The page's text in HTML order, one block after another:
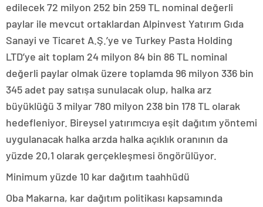
edilecek 72 milyon 252 bin 259 TL nominal değerli
paylar ile mevcut ortaklardan Alpinvest Yatırım Gıda
Sanayi ve Ticaret A.Ş.’ye ve Turkey Pasta Holding
LTD’ye ait toplam 24 milyon 84 bin 86 TL nominal
değerli paylar olmak üzere toplamda 96 milyon 336 bin
345 adet pay satışa sunulacak olup, halka arz
büyüklüğü 3 milyar 780 milyon 238 bin 178 TL olarak
hedefleniyor. Bireysel yatırımcıya eşit dağıtım yöntemi
uygulanacak halka arzda halka açıklık oranının da
yüzde 20,1 olarak gerçekleşmesi öngörülüyor.
Minimum yüzde 10 kar dağıtım taahhüdü
Oba Makarna, kar dağıtım politikası kapsamında